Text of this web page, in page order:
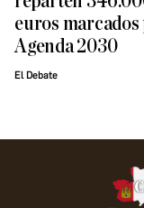
euros marcados
Agenda 2030
El Debate